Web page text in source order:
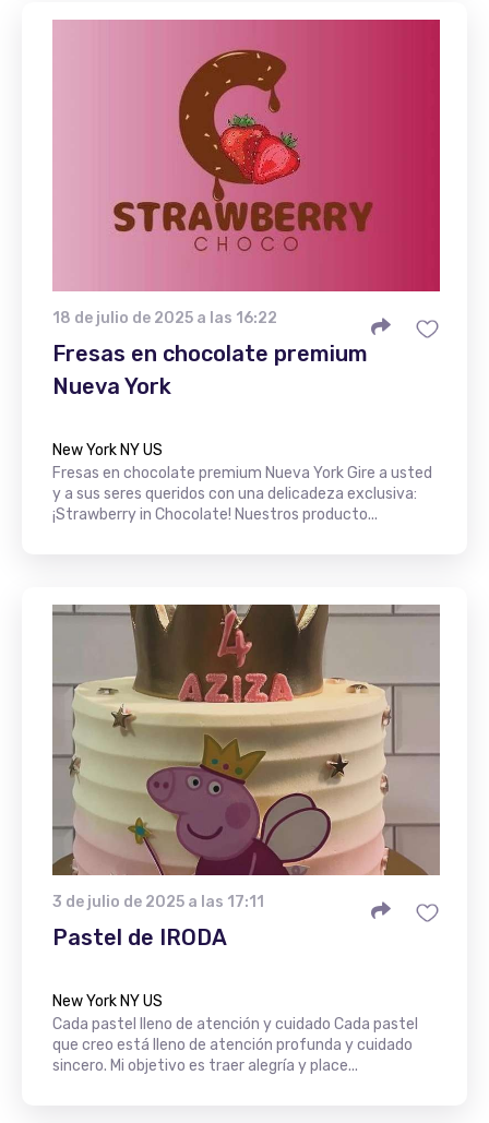
18 de julio de 2025 a las 16:22
Fresas en chocolate premium
Nueva York
New York NY US
Fresas en chocolate premium Nueva York Gire a usted
y a sus seres queridos con una delicadeza exclusiva:
¡Strawberry in Chocolate! Nuestros producto...
3 de julio de 2025 a las 17:11
Pastel de IRODA
New York NY US
Cada pastel lleno de atención y cuidado Cada pastel
que creo está lleno de atención profunda y cuidado
sincero. Mi objetivo es traer alegría y place...